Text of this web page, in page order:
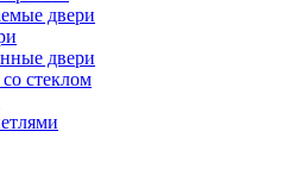
двери
двери
стеклом